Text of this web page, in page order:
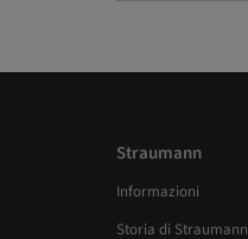
Straumann
Informazioni
Storia di Straumann